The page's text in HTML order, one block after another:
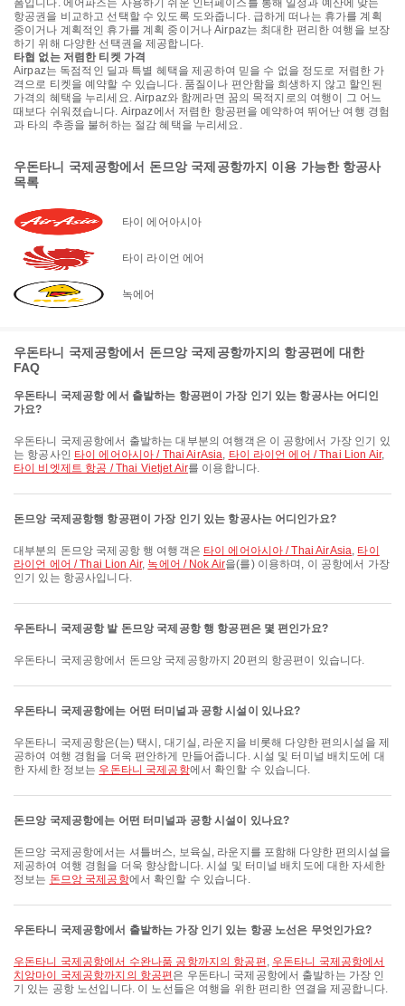
폼입니다. 에어파즈는 사용하기 쉬운 인터페이스를 통해 일정과 예산에 맞는
항공권을 비교하고 선택할 수 있도록 도와줍니다. 급하게 떠나는 휴가를 계획
중이거나 계획적인 휴가를 계획 중이거나 Airpaz는 최대한 편리한 여행을 보장
하기 위해 다양한 선택권을 제공합니다.
타협 없는 저렴한 티켓 가격
Airpaz는 독점적인 딜과 특별 혜택을 제공하여 믿을 수 없을 정도로 저렴한 가
격으로 티켓을 예약할 수 있습니다. 품질이나 편안함을 희생하지 않고 할인된
가격의 혜택을 누리세요. Airpaz와 함께라면 꿈의 목적지로의 여행이 그 어느
때보다 쉬워졌습니다. Airpaz에서 저렴한 항공편을 예약하여 뛰어난 여행 경험
과 타의 추종을 불허하는 절감 혜택을 누리세요.
우돈타니 국제공항에서 돈므앙 국제공항까지 이용 가능한 항공사
목록
타이 에어아시아
타이 라이언 에어
녹에어
우돈타니 국제공항에서 돈므앙 국제공항까지의 항공편에 대한
FAQ
우돈타니 국제공항 에서 출발하는 항공편이 가장 인기 있는 항공사는 어디인
가요?
우돈타니 국제공항에서 출발하는 대부분의 여행객은 이 공항에서 가장 인기 있
는 항공사인 타이 에어아시아 / Thai AirAsia, 타이 라이언 에어 / Thai Lion Air,
타이 비엣제트 항공 / Thai Vietjet Air를 이용합니다.
돈므앙 국제공항행 항공편이 가장 인기 있는 항공사는 어디인가요?
대부분의 돈므앙 국제공항 행 여행객은 타이 에어아시아 / Thai AirAsia, 타이
라이언 에어 / Thai Lion Air, 녹에어 / Nok Air을(를) 이용하며, 이 공항에서 가장
인기 있는 항공사입니다.
우돈타니 국제공항 발 돈므앙 국제공항 행 항공편은 몇 편인가요?
우돈타니 국제공항에서 돈므앙 국제공항까지 20편의 항공편이 있습니다.
우돈타니 국제공항에는 어떤 터미널과 공항 시설이 있나요?
우돈타니 국제공항은(는) 택시, 대기실, 라운지을 비롯해 다양한 편의시설을 제
공하여 여행 경험을 더욱 편안하게 만들어줍니다. 시설 및 터미널 배치도에 대
한 자세한 정보는 우돈타니 국제공항에서 확인할 수 있습니다.
돈므앙 국제공항에는 어떤 터미널과 공항 시설이 있나요?
돈므앙 국제공항에서는 셔틀버스, 보육실, 라운지를 포함해 다양한 편의시설을
제공하여 여행 경험을 더욱 향상합니다. 시설 및 터미널 배치도에 대한 자세한
정보는 돈므앙 국제공항에서 확인할 수 있습니다.
우돈타니 국제공항에서 출발하는 가장 인기 있는 항공 노선은 무엇인가요?
우돈타니 국제공항에서 수완나품 공항까지의 항공편 , 우돈타니 국제공항에서
치앙마이 국제공항까지의 항공편 은 우돈타니 국제공항에서 출발하는 가장 인
기 있는 공항 노선입니다. 이 노선들은 여행을 위한 편리한 연결을 제공합니다.